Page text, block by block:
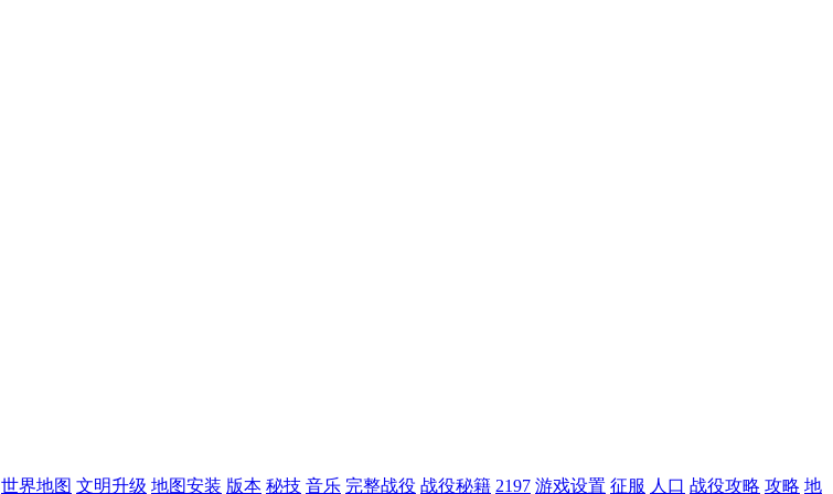
世界地图 文明升级 地图安装 版本 秘技 音乐 完整战役 战役秘籍 2197 游戏设置 征服 人口 战役攻略 攻略 地